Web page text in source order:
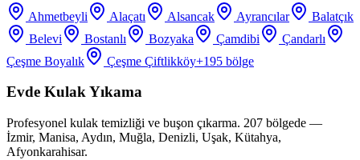
Ahmetbeyli Alaçatı Alsancak Ayrancılar
Balatçık
Belevi
Bostanlı Bozyaka Çamdibi
Çandarlı
Çeşme Boyalık
Çeşme Çiftlikköy+195 bölge
Evde Kulak Yıkama
Profesyonel kulak temizliği ve buşon çıkarma. 207 bölgede —
İzmir, Manisa, Aydın, Muğla, Denizli, Uşak, Kütahya,
Afyonkarahisar.